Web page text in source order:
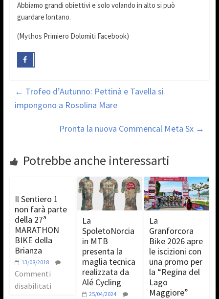
Abbiamo grandi obiettivi e solo volando in alto si può
guardare lontano.
(Mythos Primiero Dolomiti Facebook)
← Trofeo d’Autunno: Pettinà e Tavella si
impongono a Rosolina Mare
Pronta la nuova Commencal Meta Sx →
Potrebbe anche interessarti
Il Sentiero 1
non farà parte
della 27ª
MARATHON
BIKE della
Brianza
13/08/2018
Commenti
disabilitati
La
SpoletoNorcia
in MTB
presenta la
maglia tecnica
realizzata da
Alé Cycling
25/04/2024
La
Granforcora
Bike 2026 apre
le iscizioni con
una promo per
la “Regina del
Lago
Maggiore”